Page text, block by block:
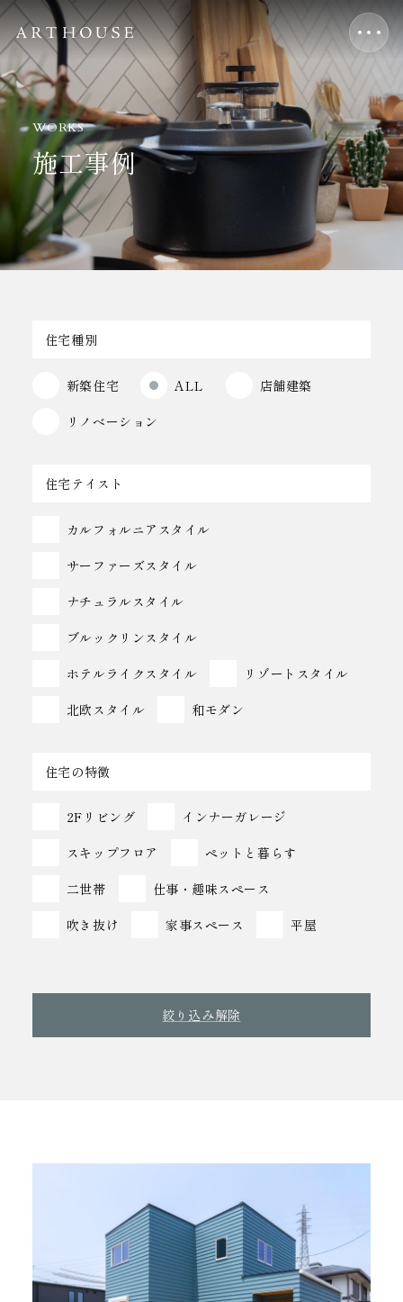
WORKS
施工事例
住宅種別
ALL
リノベーション
店舗建築
新築住宅
住宅テイスト
カルフォルニアスタイル
サーファーズスタイル
ナチュラルスタイル
ブルックリンスタイル
ホテルライクスタイル
リゾートスタイル
北欧スタイル
和モダン
住宅の特徴
2Fリビング
インナーガレージ
スキップフロア
ペットと暮らす
二世帯
仕事・趣味スペース
吹き抜け
家事スペース 平屋
絞り込み解除